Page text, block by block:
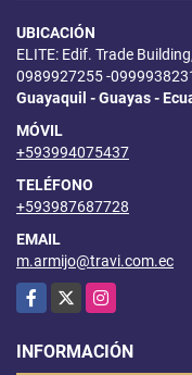
UBICACIÓN
ELITE: Edif. Trade
0989927255 -
Guayaquil - Guayas -
MÓVIL
+593994075437
TELÉFONO
+593987687728
EMAIL
m.armijo@travi.com.ec
Facebook
X Instagram
INFORMACIÓN